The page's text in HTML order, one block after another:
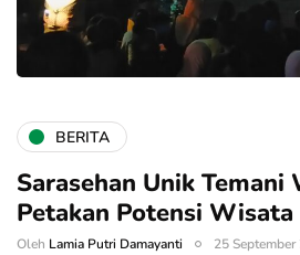
BERITA
Sarasehan Unik Temani
Petakan Potensi Wisata
Oleh Lamia Putri Damayanti 25